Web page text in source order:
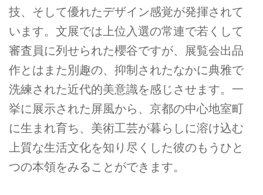
技、そして優れたデザイン感覚が発揮されて
います。文展では上位入選の常連で若くして
審査員に列せられた櫻谷ですが、展覧会出品
作とはまた別趣の、抑制されたなかに典雅で
洗練された近代的美意識を感じさせます。一
挙に展示された屏風から、京都の中心地室町
に生まれ育ち、美術工芸が暮らしに溶け込む
上質な生活文化を知り尽くした彼のもうひと
つの本領をみることができます。